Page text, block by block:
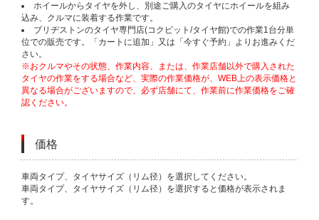
ホイールからタイヤを外し、別途ご購入のタイヤにホイールを組み
込み、クルマに装着する作業です。
ブリヂストンのタイヤ専門店(コクピット/タイヤ館)での作業1台分単
位での販売です。「カートに追加」又は「今すぐ予約」よりお進みくだ
さい。
※おクルマやその状態、作業内容、または、作業店舗以外で購入された
タイヤの作業をする場合など、実際の作業価格が、WEB上の表示価格と
異なる場合がございますので、必ず店舗にて、作業前に作業価格をご確
認ください。
価格
VARIATIONS
車両タイプ、タイヤサイズ（リム径）を選択してください。
車両タイプ、タイヤサイズ（リム径）を選択すると価格が表示されま
す。